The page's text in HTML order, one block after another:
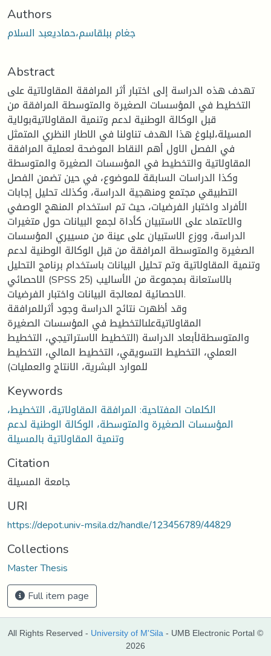
Authors
جغام ببلقاسم،حماديعبد السلام
Abstract
تهدف هذه الدراسة إلى اختبار أثر المرافقة المقاولاتية على
التخطيط في المؤسسات الصغيرة والمتوسطة المرافقة من
قبل الوكالة الوطنية لدعم وتنمية المقاولاتيةبولاية
المسيلة،لبلوغ هذا الهدف تناولنا في الاطار النظري المتمثل
في الفصل الاول أهم النقاط الموضحة لعملية المرافقة
المقاولاتية والتخطيط في المؤسسات الصغيرة والمتوسطة
وكذا الدراسات السابقة للموضوع، في حين تضمن الفصل
التطبيقي مجتمع ومنهجية الدراسة، وكذلك تحليل إجابات
الأفراد واختبار الفرضيات، حيث تم استخدام المنهج الوصفي
والاعتماد على الاستبيان كأداة لجمع البيانات حول متغيرات
الدراسة، ووزع الاستبيان على عينة من مسييري المؤسسات
الصغيرة والمتوسطة المرافقة من قبل الوكالة الوطنية لدعم
وتنمية المقاولاتية وتم تحليل البيانات باستخدام برنامج التحليل
الاحصائي (SPSS 25) بالاستعانة بمجموعة من الأساليب
الاحصائية لمعالجة البيانات واختبار الفرضيات.
وقد أظهرت نتائج الدراسة وجود أثرللمرافقة
المقاولاتيةعلىالتخطيط في المؤسسات الصغيرة
والمتوسطةلأبعاد الدراسة (التخطيط الاستراتيجي، التخطيط
العملي، التخطيط التسويقي، التخطيط المالي، التخطيط
للموارد البشرية، الانتاج والعمليات)
Keywords
الكلمات المفتاحية: المرافقة المقاولاتية، التخطيط،
المؤسسات الصغيرة والمتوسطة، الوكالة الوطنية لدعم
وتنمية المقاولاتية بالمسيلة
Citation
جامعة المسيلة
URI
https://depot.univ-msila.dz/handle/123456789/44829
Collections
Master Thesis
Full item page
All Rights Reserved - University of M'Sila - UMB Electronic Portal ©
2026